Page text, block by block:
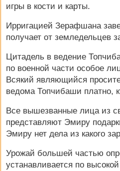
игры в кости и карты.
Ирригацией Зерафшана
получает от земледельцев
Цитадель в ведение
по военной части особое
Всякий являющийся
ведома Топчибаши платно,
Все вышезванные лица из
представляют Эмиру
Эмиру нет дела из какого
Урожай большей частью
устанавливается по